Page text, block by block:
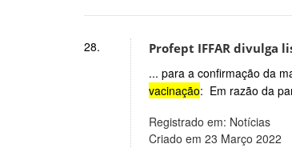
Profept IFFAR divulga
... para a confirmação da
vacinação: Em razão da
Registrado em: Notícias
Criado em 23 Março 2022
28.